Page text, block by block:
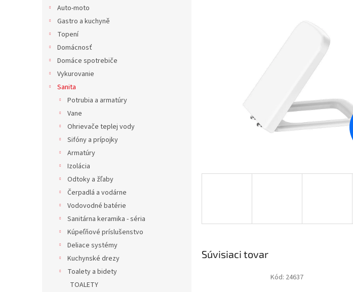
Auto-moto
Gastro a kuchyně
Topení
Domácnosť
Domáce spotrebiče
Vykurovanie
Sanita
Potrubia a armatúry
Vane
Ohrievače teplej vody
Sifóny a prípojky
Armatúry
Izolácia
Odtoky a žľaby
Čerpadlá a vodárne
Vodovodné batérie
Sanitárna keramika - séria
Kúpeľňové príslušenstvo
Deliace systémy
Kuchynské drezy
Toalety a bidety
TOALETY
Súvisiaci tovar
Kód: 24637